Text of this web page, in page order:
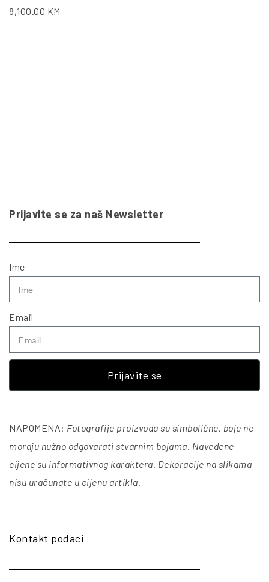
8,100.00 KM
Prijavite se za naš Newsletter
Ime
Email
Prijavite se
NAPOMENA: Fotografije proizvoda su simbolične, boje ne
moraju nužno odgovarati stvarnim bojama. Navedene
cijene su informativnog karaktera. Dekoracije na slikama
nisu uračunate u cijenu artikla.
Kontakt podaci